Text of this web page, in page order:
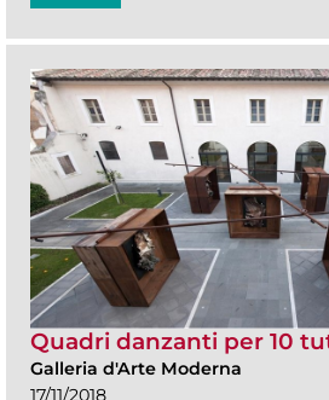
Quadri danzanti per 10
Galleria d'Arte Moderna